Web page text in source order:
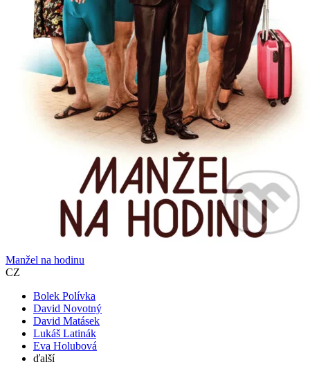
Manžel na hodinu
CZ
Bolek Polívka
David Novotný
David Matásek
Lukáš Latinák
Eva Holubová
ďalší